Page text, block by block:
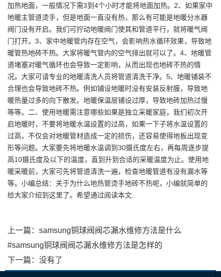
加热地面，一般情况下需3到4个小时才能将地面加热。2、如果家中
地暖主管道烫手，但是地面一直没有热，那么有可能是地暖分水器
阀门没有开启。我们可拧动地暖阀门使其和管道平行，就将暖气阀
门打开。3、家中地暖管内存在空气，会影响热水循环效果，导致地
暖管热地砖不热。大家将暖气管内的空气排出就可以了。4、地暖管
道堵塞对暖气循环也会导致一定影响，从而出现也地砖不热的情
况。大家可请专业的地暖清洗人员将管道清洗干净。5、地暖铺装不
合理也会导致地砖不热。例如铺设地暖时没有安装反射膜，导致地
暖热量过多的向下散发。地暖保温层铺设过厚，导致地砖加热过慢
等等。二、使用地暖需注意哪些如果是独立采暖家庭，我们初次开
启地暖时，不要将地暖水温设置的过高，如果一下子将水温设置的
过高，不仅会对地暖管材造成一定的损伤，还容易使得地板出现变
形等问题。大家要先将地暖水温调到30摄氏度左右，再每周逐步提
高10摄氏度及以下的温度，直到升到合适的采暖温度为止。使用地
暖采暖前，大家可先将管道清洗一遍，检查地暖管道有没有漏水等
等。小编总结：关于为什么地热管烫手地砖不热呢，小编就简单的
给大家介绍到这里了。希望通过阅读本文.
上一篇： samsung铜球阀阀芯漏水维修方法是什么
#samsung铜球阀阀芯漏水维修方法是怎样的
下一篇：没有了